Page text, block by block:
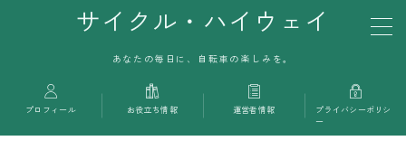
サイクル・ハイウェイ
あなたの毎日に、自転車の楽しみを。
プロフィール お役立ち情報 運営者情報
プライバシーポリシ
ー